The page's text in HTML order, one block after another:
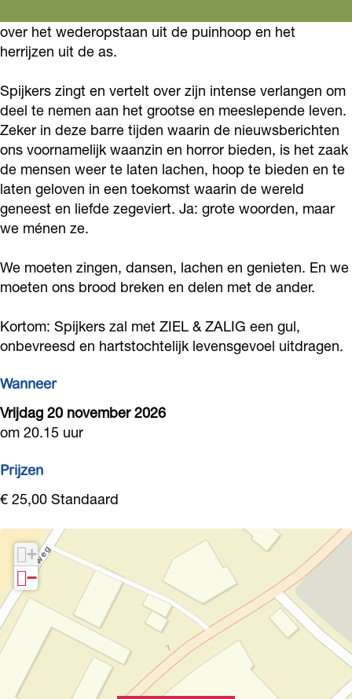
p
i
k
e
r
s
-
Z
l
Z
a
g
S
p
i
j
k
e
r
s
-
i
e
l
&
l
i
t
S
p
i
j
k
e
r
s
Z
i
e
l
a
l
i
j
k
e
r
s
-
Z
i
l
&
Z
a
i
g
s
t
S
p
i
j
k
e
r
-
Z
i
e
Z
a
g
over het wederopstaan uit de puinhoop en het
herrijzen uit de as.
Spijkers zingt en vertelt over zijn intense verlangen om
deel te nemen aan het grootse en meeslepende leven.
Zeker in deze barre tijden waarin de nieuwsberichten
ons voornamelijk waanzin en horror bieden, is het zaak
de mensen weer te laten lachen, hoop te bieden en te
laten geloven in een toekomst waarin de wereld
geneest en liefde zegeviert. Ja: grote woorden, maar
we ménen ze.
We moeten zingen, dansen, lachen en genieten. En we
moeten ons brood breken en delen met de ander.
Kortom: Spijkers zal met ZIEL & ZALIG een gul,
onbevreesd en hartstochtelijk levensgevoel uitdragen.
Wanneer
Vrijdag 20 november 2026
om 20.15 uur
Prijzen
€ 25,00 Standaard
+
−